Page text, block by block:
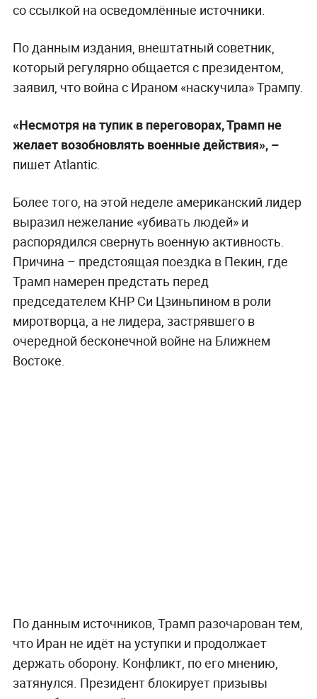
со ссылкой на осведомлённые источники.
По данным издания, внештатный советник,
который регулярно общается с президентом,
заявил, что война с Ираном «наскучила» Трампу.
«Несмотря на тупик в переговорах, Трамп не
желает возобновлять военные действия», –
пишет Atlantic.
Более того, на этой неделе американский лидер
выразил нежелание «убивать людей» и
распорядился свернуть военную активность.
Причина – предстоящая поездка в Пекин, где
Трамп намерен предстать перед
председателем КНР Си Цзиньпином в роли
миротворца, а не лидера, застрявшего в
очередной бесконечной войне на Ближнем
Востоке.
По данным источников, Трамп разочарован тем,
что Иран не идёт на уступки и продолжает
держать оборону. Конфликт, по его мнению,
затянулся. Президент блокирует призывы